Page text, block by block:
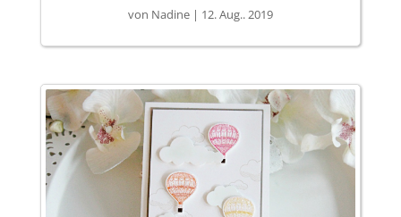
von Nadine| 12. Aug.. 2019